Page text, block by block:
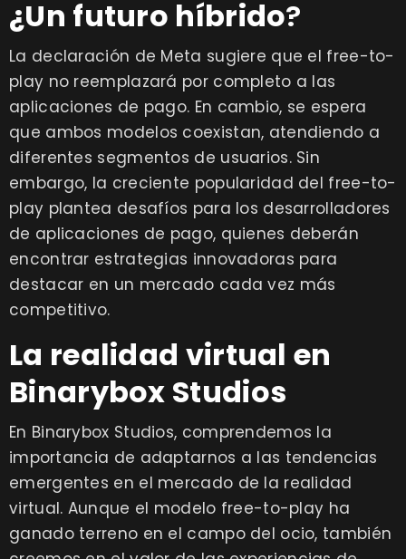
¿Un futuro híbrido?
La declaración de Meta sugiere que el free-to-
play no reemplazará por completo a las
aplicaciones de pago. En cambio, se espera
que ambos modelos coexistan, atendiendo a
diferentes segmentos de usuarios. Sin
embargo, la creciente popularidad del free-to-
play plantea desafíos para los desarrolladores
de aplicaciones de pago, quienes deberán
encontrar estrategias innovadoras para
destacar en un mercado cada vez más
competitivo.
La realidad virtual en
Binarybox Studios
En Binarybox Studios, comprendemos la
importancia de adaptarnos a las tendencias
emergentes en el mercado de la realidad
virtual. Aunque el modelo free-to-play ha
ganado terreno en el campo del ocio, también